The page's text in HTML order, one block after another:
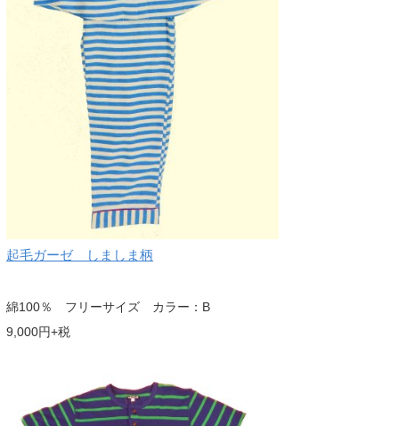
起毛ガーゼ しましま柄
綿100％ フリーサイズ カラー：B
9,000円+税